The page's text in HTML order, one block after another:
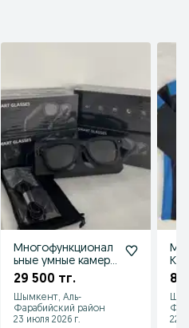
Многофункционал
ьные умные камера
очки
29 500 тг.
Шымкент, Аль-
Фарабийский район
23 июля 2026 г.
8
22